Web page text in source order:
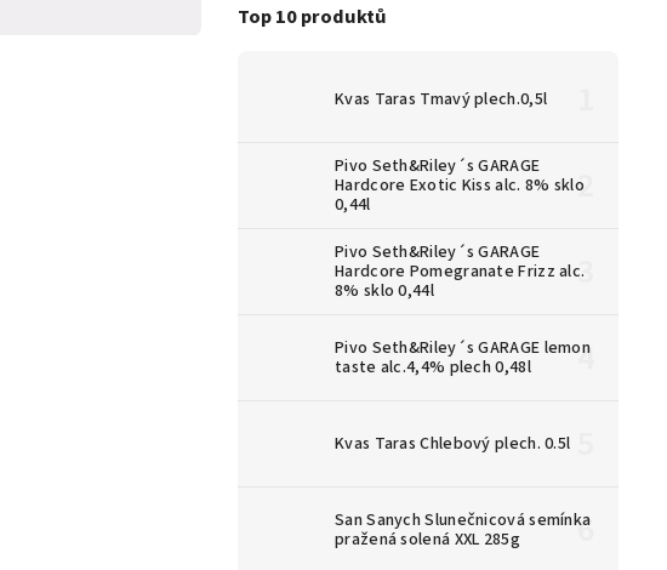
Top 10 produktů
Kvas Taras Tmavý plech.0,5l
Pivo Seth&Riley´s GARAGE
Hardcore Exotic Kiss alc. 8% sklo
0,44l
Pivo Seth&Riley´s GARAGE
Hardcore Pomegranate Frizz alc.
8% sklo 0,44l
Pivo Seth&Riley´s GARAGE lemon
taste alc.4,4% plech 0,48l
Kvas Taras Chlebový plech. 0.5l
San Sanych Slunečnicová semínka
pražená solená XXL 285g